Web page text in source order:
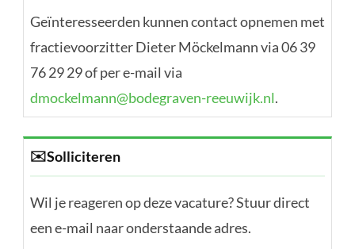
Geïnteresseerden kunnen contact opnemen met
fractievoorzitter Dieter Möckelmann via 06 39
76 29 29 of per e-mail via
dmockelmann@bodegraven-reeuwijk.nl.
✉️Solliciteren
Wil je reageren op deze vacature? Stuur direct
een e-mail naar onderstaande adres.